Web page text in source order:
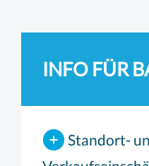
INFO FÜR
Standort-